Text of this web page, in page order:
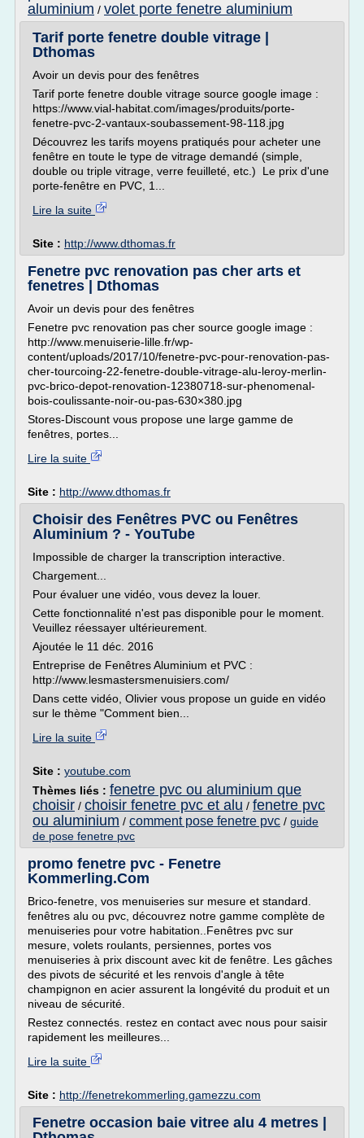
aluminium / volet porte fenetre aluminium
Tarif porte fenetre double vitrage |
Dthomas
Avoir un devis pour des fenêtres
Tarif porte fenetre double vitrage source google image :
https://www.vial-habitat.com/images/produits/porte-
fenetre-pvc-2-vantaux-soubassement-98-118.jpg
Découvrez les tarifs moyens pratiqués pour acheter une
fenêtre en toute le type de vitrage demandé (simple,
double ou triple vitrage, verre feuilleté, etc.) Le prix d'une
porte-fenêtre en PVC, 1...
Lire la suite
Site : http://www.dthomas.fr
Fenetre pvc renovation pas cher arts et
fenetres | Dthomas
Avoir un devis pour des fenêtres
Fenetre pvc renovation pas cher source google image :
http://www.menuiserie-lille.fr/wp-
content/uploads/2017/10/fenetre-pvc-pour-renovation-pas-
cher-tourcoing-22-fenetre-double-vitrage-alu-leroy-merlin-
pvc-brico-depot-renovation-12380718-sur-phenomenal-
bois-coulissante-noir-ou-pas-630×380.jpg
Stores-Discount vous propose une large gamme de
fenêtres, portes...
Lire la suite
Site : http://www.dthomas.fr
Choisir des Fenêtres PVC ou Fenêtres
Aluminium ? - YouTube
Impossible de charger la transcription interactive.
Chargement...
Pour évaluer une vidéo, vous devez la louer.
Cette fonctionnalité n'est pas disponible pour le moment.
Veuillez réessayer ultérieurement.
Ajoutée le 11 déc. 2016
Entreprise de Fenêtres Aluminium et PVC :
http://www.lesmastersmenuisiers.com/
Dans cette vidéo, Olivier vous propose un guide en vidéo
sur le thème "Comment bien...
Lire la suite
Site : youtube.com
Thèmes liés : fenetre pvc ou aluminium que
choisir / choisir fenetre pvc et alu / fenetre pvc
ou aluminium / comment pose fenetre pvc / guide
de pose fenetre pvc
promo fenetre pvc - Fenetre
Kommerling.Com
Brico-fenetre, vos menuiseries sur mesure et standard.
fenêtres alu ou pvc, découvrez notre gamme complète de
menuiseries pour votre habitation..Fenêtres pvc sur
mesure, volets roulants, persiennes, portes vos
menuiseries à prix discount avec kit de fenêtre. Les gâches
des pivots de sécurité et les renvois d'angle à tête
champignon en acier assurent la longévité du produit et un
niveau de sécurité.
Restez connectés. restez en contact avec nous pour saisir
rapidement les meilleures...
Lire la suite
Site : http://fenetrekommerling.gamezzu.com
Fenetre occasion baie vitree alu 4 metres |